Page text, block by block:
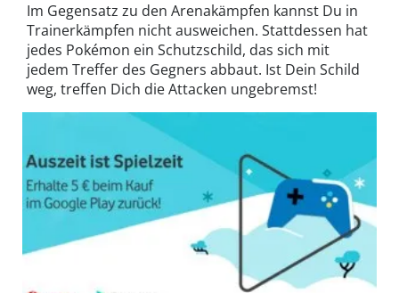
Im Gegensatz zu den Arenakämpfen kannst Du in
Trainerkämpfen nicht ausweichen. Stattdessen hat
jedes Pokémon ein Schutzschild, das sich mit
jedem Treffer des Gegners abbaut. Ist Dein Schild
weg, treffen Dich die Attacken ungebremst!